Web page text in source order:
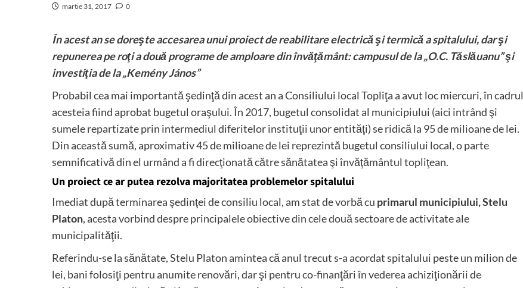
martie 31, 2017 0
În acest an se doreşte accesarea unui proiect de reabilitare electrică şi termică a spitalului, dar şi
repunerea pe roţi a două programe de amploare din învăţământ: campusul de la „O.C. Tăslăuanu” şi
investiţia de la „Kemény János”
Probabil cea mai importantă şedinţă din acest an a Consiliului local Topliţa a avut loc miercuri, în cadrul
acesteia fiind aprobat bugetul oraşului. În 2017, bugetul consolidat al municipiului (aici intrând şi
sumele repartizate prin intermediul diferitelor instituţii unor entităţi) se ridică la 95 de milioane de lei.
Din această sumă, aproximativ 45 de milioane de lei reprezintă bugetul consiliului local, o parte
semnificativă din el urmând a fi direcţionată către sănătatea şi învăţământul topliţean.
Un proiect ce ar putea rezolva majoritatea problemelor spitalului
Imediat după terminarea şedinţei de consiliu local, am stat de vorbă cu primarul municipiului, Stelu
Platon, acesta vorbind despre principalele obiective din cele două sectoare de activitate ale
municipalităţii.
Referindu-se la sănătate, Stelu Platon amintea că anul trecut s-a acordat spitalului peste un milion de
lei, bani folosiţi pentru anumite renovări, dar şi pentru co-finanţări în vederea achiziţionării de